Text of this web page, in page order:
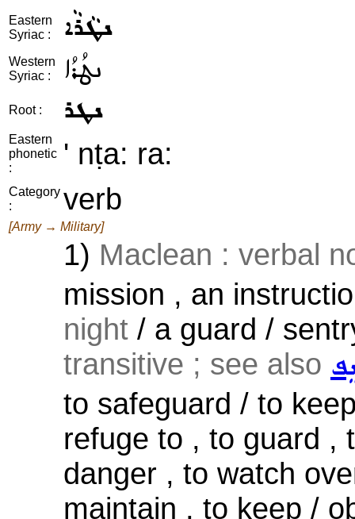
Eastern
Syriac :
ܢܛܵܪܵܐ
Western
Syriac :
ܢܛܳܪܳܐ
Root : ܢܛܪ
Eastern
phonetic
:
' nṭa: ra:
Category
:
verb
[Army → Military]
1) Maclean : verbal
mission , an
night / a guard /
transitive ; see also
to safeguard / to
refuge to , to guard ,
danger , to watch
maintain , to keep /